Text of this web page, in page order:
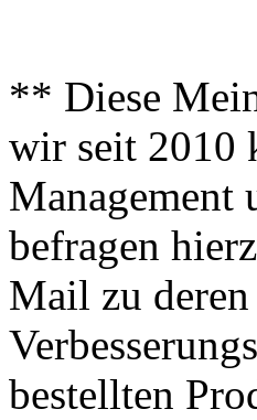
** Diese
wir seit 2010
Management
befragen
Mail zu
bestellten